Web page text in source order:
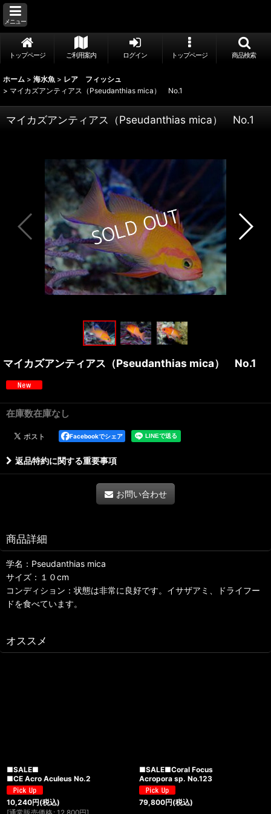
メニュー
トップページ ご利用案内 ログイン トップページ 商品検索
ホーム > 海水魚 > レア フィッシュ
> マイカズアンティアス（Pseudanthias mica） No.1
マイカズアンティアス（Pseudanthias mica） No.1
マイカズアンティアス（Pseudanthias mica） No.1
在庫数在庫なし
Facebookでシェア
返品特約に関する重要事項
お問い合わせ
商品詳細
学名：Pseudanthias mica
サイズ：１０cm
コンディション：状態は非常に良好です。イサザアミ、ドライフー
ドを食べています。
オススメ
■SALE■
■CE Acro Aculeus No.2
10,240円(税込)
■SALE■Coral Focus
Acropora sp. No.123
79,800円(税込)